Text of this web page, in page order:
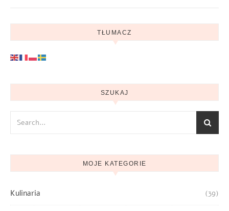
TŁUMACZ
SZUKAJ
MOJE KATEGORIE
Kulinaria (39)